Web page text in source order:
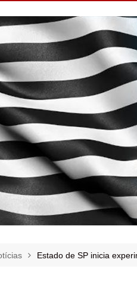
Estado de SP inicia